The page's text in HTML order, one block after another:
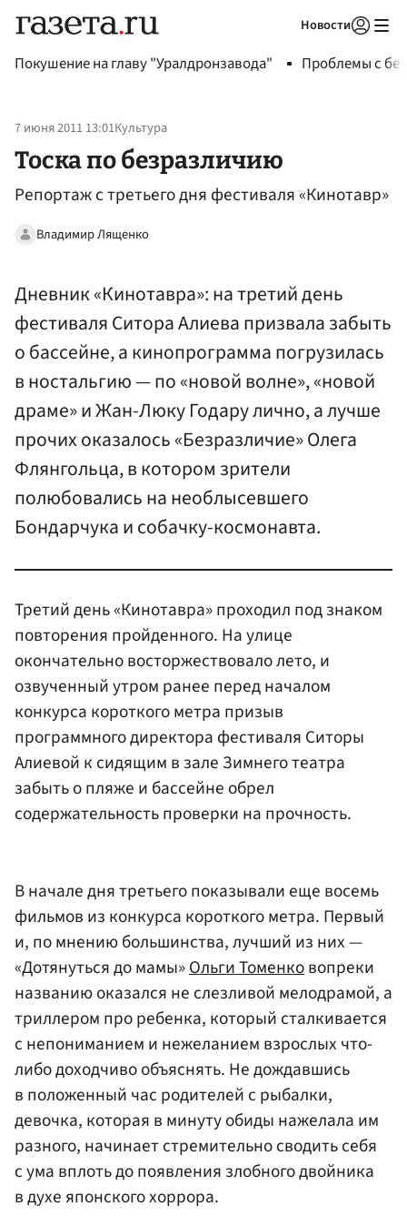
Новости
Покушение на главу "Уралдронзавода" Проблемы с
7 июня 2011 13:01Культура
Тоска по безразличию
Репортаж с третьего дня фестиваля «Кинотавр»
Владимир Лященко
Дневник «Кинотавра»: на третий день
фестиваля Ситора Алиева призвала забыть
о бассейне, а кинопрограмма погрузилась
в ностальгию — по «новой волне», «новой
драме» и Жан-Люку Годару лично, а лучше
прочих оказалось «Безразличие» Олега
Флянгольца, в котором зрители
полюбовались на необлысевшего
Бондарчука и собачку-космонавта.
Третий день «Кинотавра» проходил под знаком
повторения пройденного. На улице
окончательно восторжествовало лето, и
озвученный утром ранее перед началом
конкурса короткого метра призыв
программного директора фестиваля Ситоры
Алиевой к сидящим в зале Зимнего театра
забыть о пляже и бассейне обрел
содержательность проверки на прочность.
В начале дня третьего показывали еще восемь
фильмов из конкурса короткого метра. Первый
и, по мнению большинства, лучший из них —
«Дотянуться до мамы»Ольги Томенковопреки
названию оказался не слезливой мелодрамой, а
триллером про ребенка, который сталкивается
с непониманием и нежеланием взрослых что-
либо доходчиво объяснять. Не дождавшись
в положенный час родителей с рыбалки,
девочка, которая в минуту обиды нажелала им
разного, начинает стремительно сводить себя
с ума вплоть до появления злобного двойника
в духе японского хоррора.